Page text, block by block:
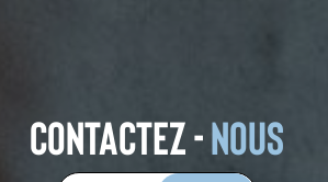
CONTACTEZ -NOUS